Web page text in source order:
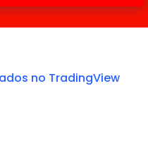
no TradingView